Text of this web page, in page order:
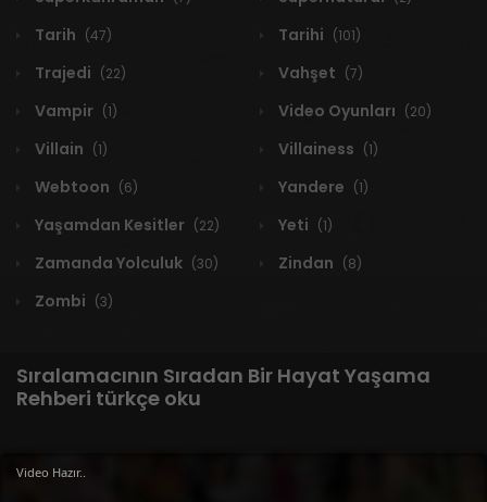
Tarih (47) Tarihi (101)
Trajedi (22) Vahşet (7)
Vampir (1) Video Oyunları (20)
Villain (1) Villainess (1)
Webtoon (6) Yandere (1)
Yaşamdan Kesitler (22) Yeti (1)
Zamanda Yolculuk (30) Zindan (8)
Zombi (3)
Sıralamacının Sıradan Bir Hayat Yaşama
Rehberi türkçe oku
Video Hazır..